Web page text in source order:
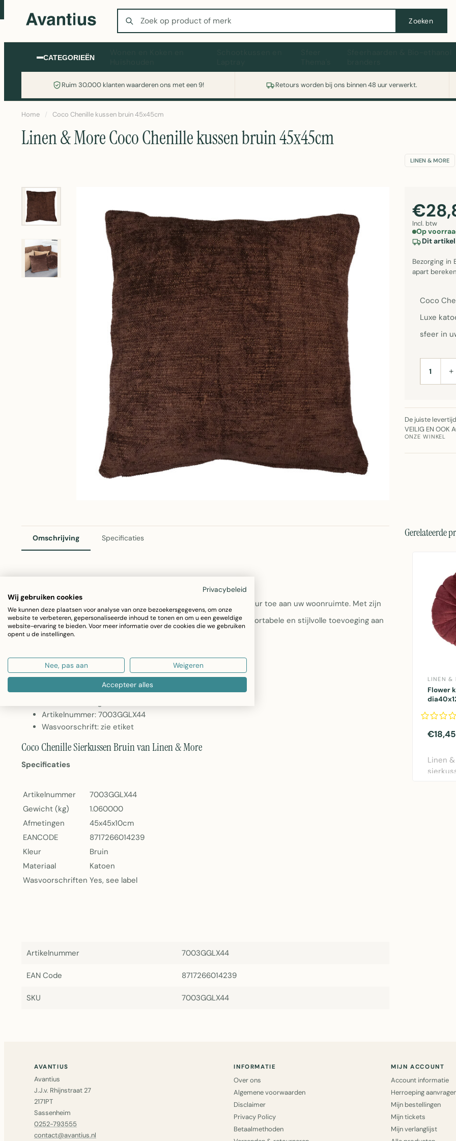
Zoeken
Zoeken
CATEGORIEËN
Ruim 30.000 klanten waarderen ons met een 9! Retours worden bij ons binnen 48 uur verwerkt.
Wasmachine of koelkast nodig? Vergelijk alle prijzen op Witgoedaanbod.nl
Home / Coco Chenille kussen bruin 45x45cm
Linen & More Coco Chenille kussen bruin 45x45cm
LINEN & MORE
Incl. btw
Op
Dit
Bezorging in
apart
Coco
Luxe
sfeer in
AANTAL+
De juiste
VEILIG EN OOK
ONZE WINKEL
Omschrijving Specificaties
Dit elegante sierkussen van Linen & More voegt warmte en textuur toe aan uw woonruimte. Met zijn
zachte chenille oppervlak in rustig bruin zorgt het voor een comfortabele en stijlvolle toevoeging aan
bank, bed of stoel.
Afmetingen: 45x45cm
Materiaal: 100% katoen met chenille textuur
Kleur: Bruin
Artikelnummer: 7003GGLX44
Wasvoorschrift: zie etiket
Coco Chenille Sierkussen Bruin van Linen & More
Specificaties
Artikelnummer
7003GGLX44
Gewicht (kg)
1.060000
Afmetingen
45x45x10cm
EANCODE
8717266014239
Kleur
Bruin
Materiaal
Katoen
Wasvoorschriften Yes, see label
Artikelnummer 7003GGLX44
EAN Code 8717266014239
SKU 7003GGLX44
Gerelateerde
LINEN &
Flower
€18,45
Linen
AVANTIUS
Avantius
J.J.v. Rhijnstraat 27
2171PT
Sassenheim
0252-793555
contact@avantius.nl
INFORMATIE
Over ons
Algemene voorwaarden
Disclaimer
Privacy Policy
Betaalmethoden
MIJN ACCOUNT
Account informatie
Herroeping
Mijn bestellingen
Mijn tickets
Mijn verlanglijst
Privacybeleid
Wij gebruiken cookies
We kunnen deze plaatsen voor analyse van onze bezoekersgegevens, om onze
website te verbeteren, gepersonaliseerde inhoud te tonen en om u een geweldige
website-ervaring te bieden. Voor meer informatie over de cookies die we gebruiken
opent u de instellingen.
Nee, pas aan Weigeren
Accepteer alles